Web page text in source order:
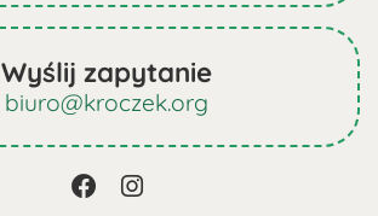
Wyślij zapytanie
biuro@kroczek.org